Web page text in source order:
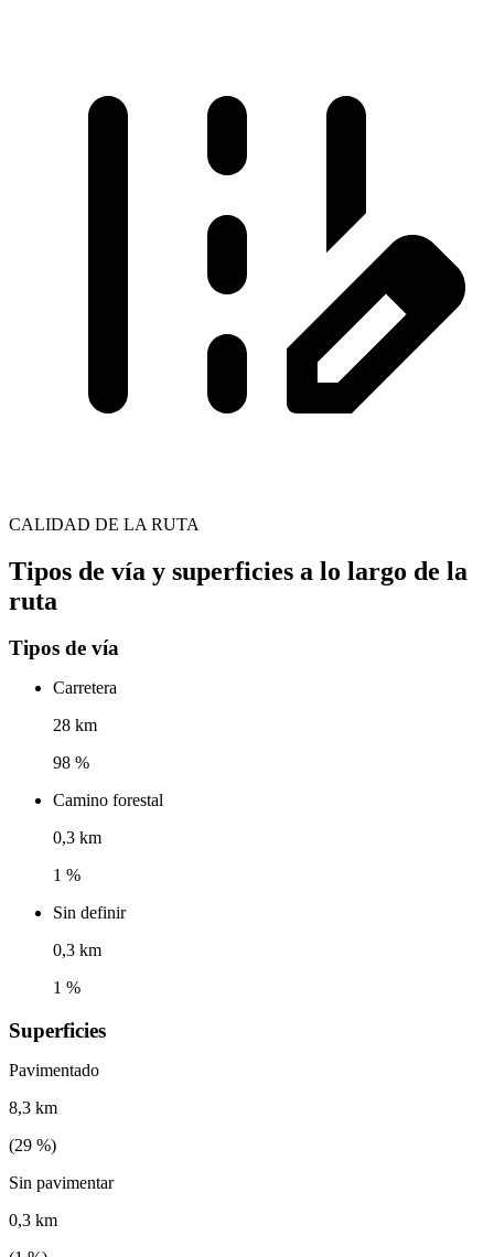
CALIDAD DE LA RUTA
Tipos de vía y superficies a lo largo de la
ruta
Tipos de vía
Carretera
28 km
98 %
Camino forestal
0,3 km
1 %
Sin definir
0,3 km
1 %
Superficies
Pavimentado
8,3 km
(29 %)
Sin pavimentar
0,3 km